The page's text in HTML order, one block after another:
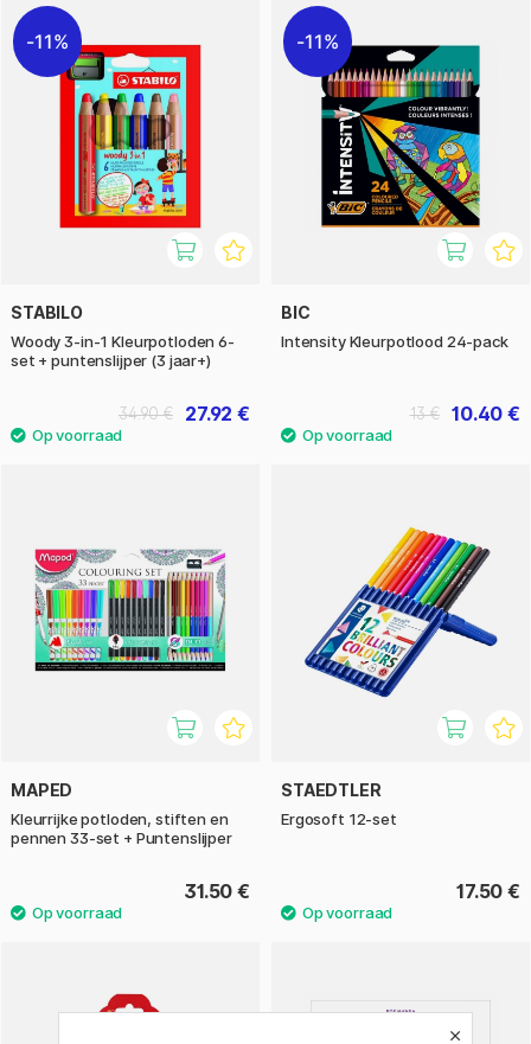
11%
STABILO
Woody 3-in-1 Kleurpotloden 6-
set + puntenslijper (3 jaar+)
27.92 €
34.90 €
11%
BIC
Intensity Kleurpotlood 24-pack
10.40 €
13 €
MAPED
Kleurrijke potloden, stiften en
pennen 33-set + Puntenslijper
31.50 €
STAEDTLER
Ergosoft 12-set
17.50 €